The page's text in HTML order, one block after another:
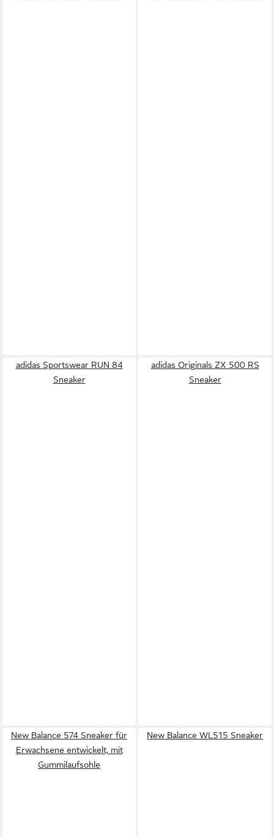
adidas Sportswear RUN 84
Sneaker
adidas Originals ZX 500 RS
Sneaker
New Balance 574 Sneaker für
Erwachsene entwickelt, mit
Gummilaufsohle
New Balance WL515 Sneaker